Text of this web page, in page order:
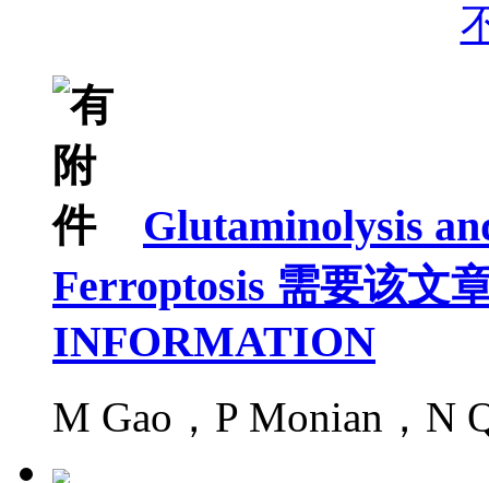
Glutaminolysis
Ferroptosis 需要该文
INFORMATION
M Gao，P Monian，N